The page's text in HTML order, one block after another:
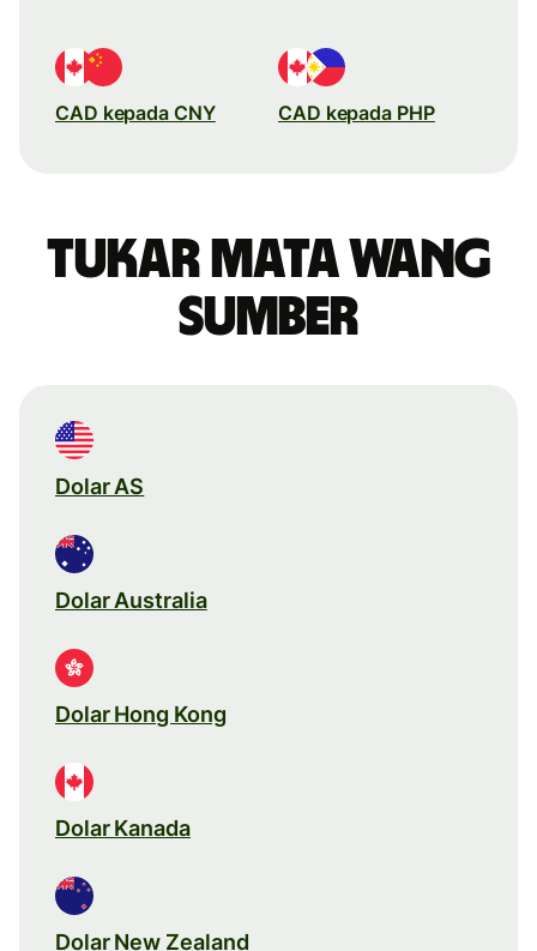
CAD kepada CNY CAD kepada PHP
Tukar mata wang
sumber
Dolar AS
Dolar Australia
Dolar Hong Kong
Dolar Kanada
Dolar New Zealand